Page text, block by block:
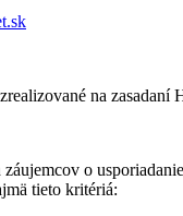
na zasadaní
o
tieto kritériá: